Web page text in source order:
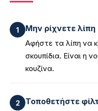
1 Μην ρίχνετε
Αφήστε τα λίπη να
σκουπίδια. Είναι η
κουζίνα.
2 Τοποθετήστε